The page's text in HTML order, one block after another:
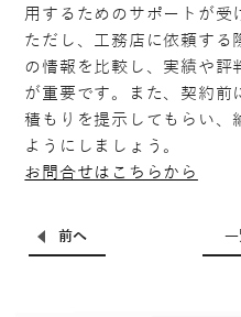
用するためのサポートが受
ただし、工務店に依頼する
の情報を比較し、実績や評
が重要です。また、契約前
積もりを提示してもらい、
ようにしましょう。
お問合せはこちらから
前へ